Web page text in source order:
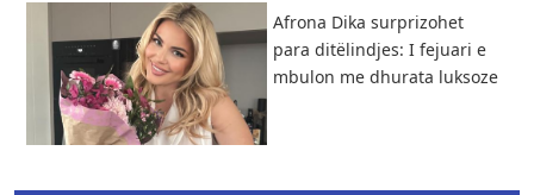
Afrona Dika surprizohet
para ditëlindjes: I fejuari e
mbulon me dhurata luksoze